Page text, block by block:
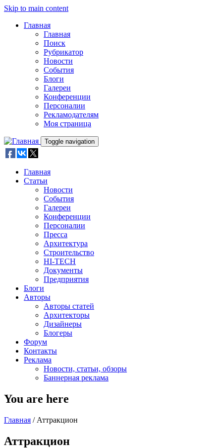
Skip to main content
Главная
Главная
Поиск
Рубрикатор
Новости
События
Блоги
Галереи
Конференции
Персоналии
Рекламодателям
Моя страница
Toggle navigation
Главная
Статьи
Новости
События
Галереи
Конференции
Персоналии
Пресса
Архитектура
Строительство
HI-TECH
Документы
Предприятия
Блоги
Авторы
Авторы статей
Архитекторы
Дизайнеры
Блогеры
Форум
Контакты
Реклама
Новости, статьи, обзоры
Баннерная реклама
You are here
Главная / Аттракцион
Аттракцион